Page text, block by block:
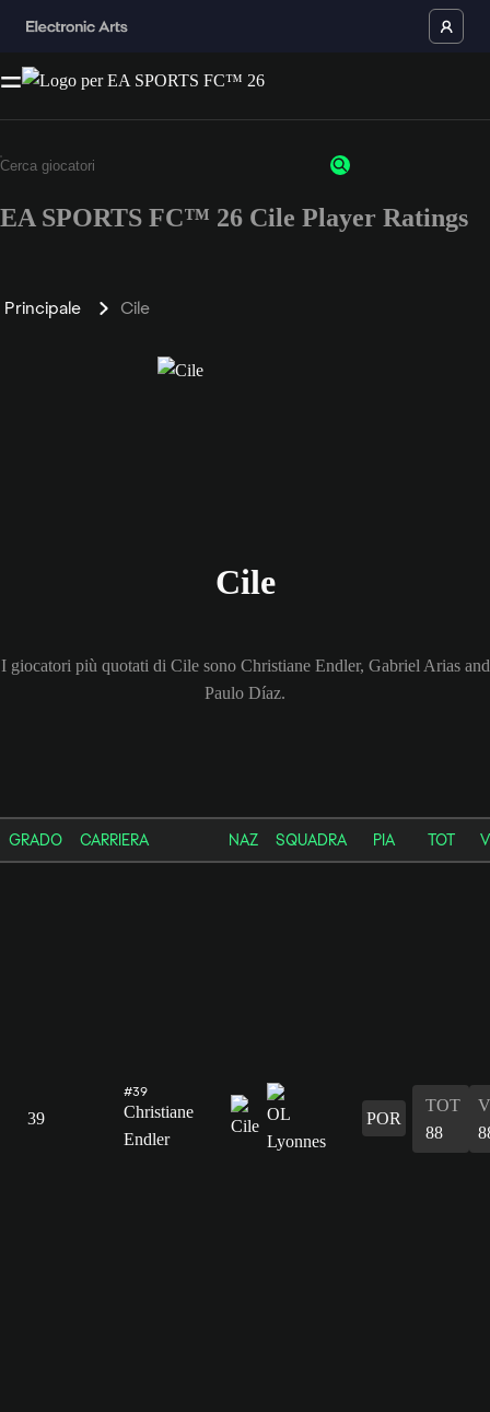
EA SPORTS FC™ 26 Cile Player Ratings
Principale Cile
Cile
I giocatori più quotati di Cile sono Christiane Endler, Gabriel Arias and
Paulo Díaz.
GRADO CARRIERA NAZ SQUADRA PIA TOT
39
#39
Christiane
Endler
POR
TOT
88